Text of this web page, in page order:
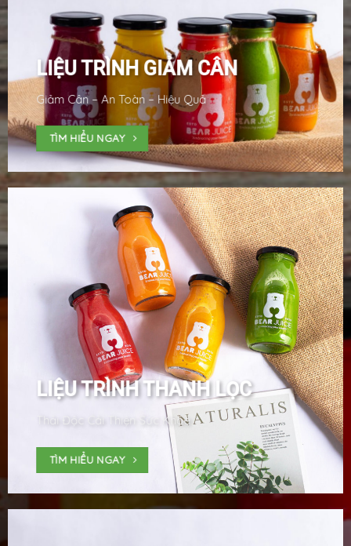
LIỆU TRÌNH GIẢM CÂN
Giảm Cân – An Toàn – Hiệu Quả
TÌM HIỂU NGAY
LIỆU TRÌNH THANH LỌC
Thải Độc Cải Thiện Sức Khỏe
TÌM HIỂU NGAY